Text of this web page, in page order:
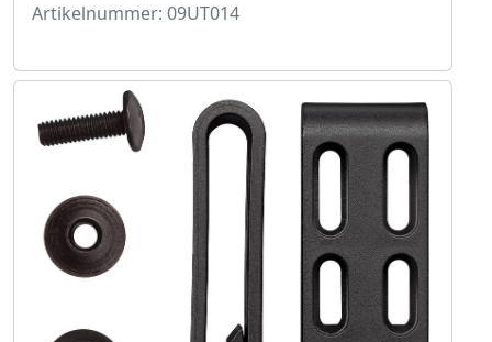
Artikelnummer: 09UT014